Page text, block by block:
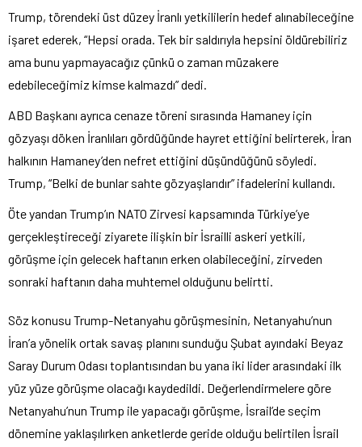
Trump, törendeki üst düzey İranlı yetkililerin hedef alınabileceğine
işaret ederek, “Hepsi orada. Tek bir saldırıyla hepsini öldürebiliriz
ama bunu yapmayacağız çünkü o zaman müzakere
edebileceğimiz kimse kalmazdı” dedi.
ABD Başkanı ayrıca cenaze töreni sırasında Hamaney için
gözyaşı döken İranlıları gördüğünde hayret ettiğini belirterek, İran
halkının Hamaney’den nefret ettiğini düşündüğünü söyledi.
Trump, “Belki de bunlar sahte gözyaşlarıdır” ifadelerini kullandı.
Öte yandan Trump’ın NATO Zirvesi kapsamında Türkiye’ye
gerçekleştireceği ziyarete ilişkin bir İsrailli askeri yetkili,
görüşme için gelecek haftanın erken olabileceğini, zirveden
sonraki haftanın daha muhtemel olduğunu belirtti.
Söz konusu Trump-Netanyahu görüşmesinin, Netanyahu’nun
İran’a yönelik ortak savaş planını sunduğu Şubat ayındaki Beyaz
Saray Durum Odası toplantısından bu yana iki lider arasındaki ilk
yüz yüze görüşme olacağı kaydedildi. Değerlendirmelere göre
Netanyahu’nun Trump ile yapacağı görüşme, İsrail’de seçim
dönemine yaklaşılırken anketlerde geride olduğu belirtilen İsrail